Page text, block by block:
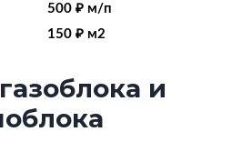
500 ₽ м/п
150 ₽ м2
и